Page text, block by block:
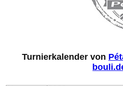
Turnierkalender von